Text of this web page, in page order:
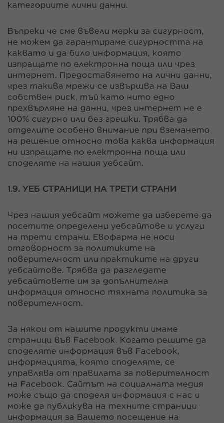
категориите лични данни.
Въпреки че сме въвели мерки за сигурност,
не можем да гарантираме сигурността на
каквато и да било информация, която
изпращате по електронна поща или чрез
интернет. Предоставянето на лични данни,
чрез такива мрежи се извършва на Ваш
собствен риск, тъй като нито едно
прехвърляне на данни, чрез интернет не е
100% сигурно или без грешки. Трябва да
отделите особено внимание при вземането
на решение относно това каква информация
ни изпращате по електронна поща или
споделяте на нашия уебсайт.
1.9. УЕБ СТРАНИЦИ НА ТРЕТИ СТРАНИ
Чрез нашия уебсайт можете да изберете да
посетите определени уебсайтове и услуги
на трети страни. Евофарма не носи
отговорност за политиките на
поверителност или практиките на други
уебсайтове. Трябва да разгледате
уебсайтовете им за допълнителна
информация относно тяхната политика за
поверителност.
За някои от нашите продукти имаме
страници във Facebook. Когато решите да
споделяте информация във Facebook,
информацията, която споделяте, се
управлява от правилата за поверителност
на Facebook. Сайтът на социалната медия
може също да споделя информация с нас и
може да публикува на техните страници
информация за Вашето посещение на